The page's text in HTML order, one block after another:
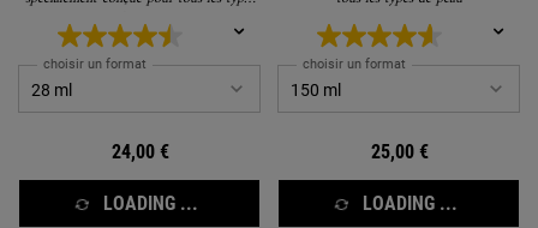
de peau.
choisir un format
24,00 €
LOADING ...
choisir un format
25,00 €
LOADING ...